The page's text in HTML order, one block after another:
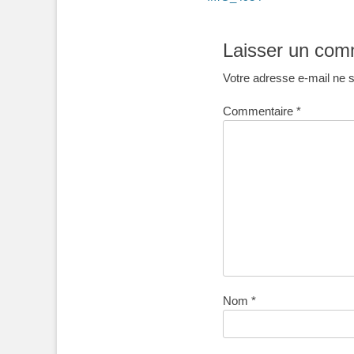
de
Laisser un
Votre adresse e-mail ne
Commentaire *
Nom *